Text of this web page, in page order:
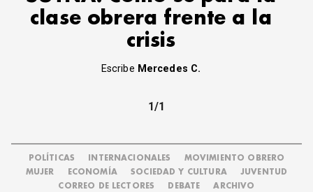
CONTACTO
clase obrera frente a la
crisis
Escribe Mercedes C.
1/1
POLÍTICAS INTERNACIONALES
MOVIMIENTO OBRERO
MUJER
ECONOMÍA SOCIEDAD Y CULTURA
JUVENTUD
CORREO DE LECTORES
DEBATE ARCHIVO